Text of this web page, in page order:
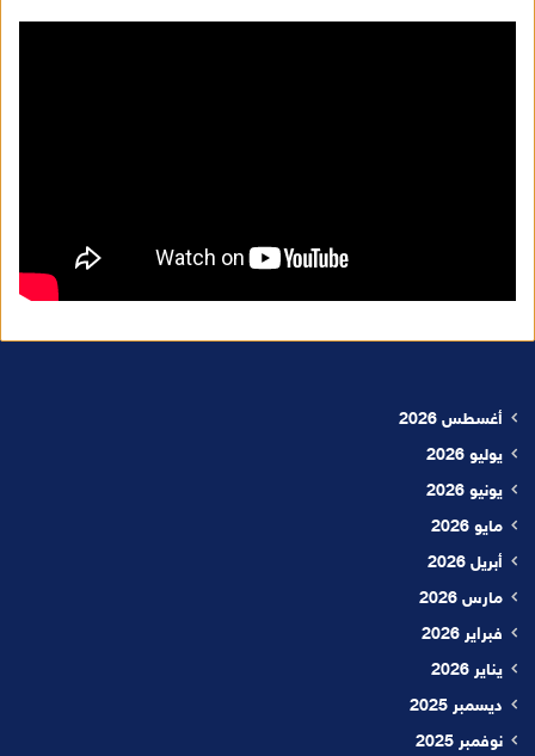
أغسطس 2026
يوليو 2026
يونيو 2026
مايو 2026
أبريل 2026
مارس 2026
فبراير 2026
يناير 2026
ديسمبر 2025
نوفمبر 2025